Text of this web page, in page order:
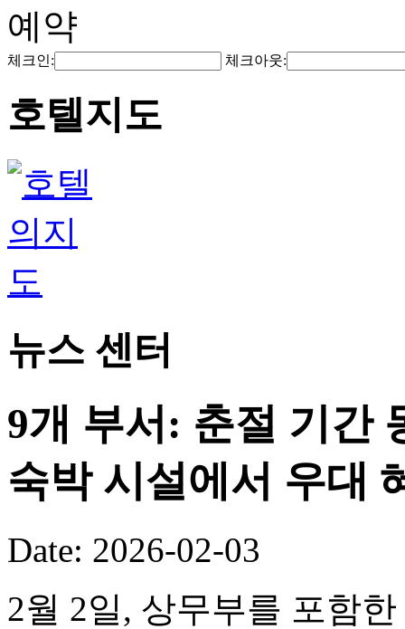
예약
체크인: 체크아웃:
호텔지도
뉴스 센터
9개 부서: 춘절 기간
숙박 시설에서 우대
Date: 2026-02-03
2월 2일, 상무부를 포함